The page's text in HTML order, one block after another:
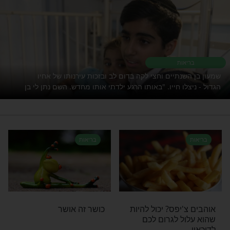
לכם, מי שיש לו אמונה וקבועה ומישהו
לסתור לו את האמונה הקבועה, הוא לא יקבל
מיוחדת לרפואה? מה שאתם